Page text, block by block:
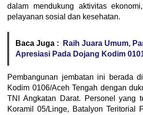
dalam mendukung aktivitas
pelayanan sosial dan kesehatan.
Baca Juga :
Raih Juara Umum,
Apresiasi Pada Dojang Kodim
Pembangunan jembatan ini berada
Kodim 0106/Aceh Tengah dengan
TNI Angkatan Darat. Personel yang
Koramil 05/Linge, Batalyon Teritorial